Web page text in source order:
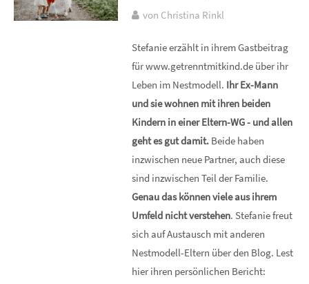
von Christina Rinkl
Stefanie erzählt in ihrem Gastbeitrag
für www.getrenntmitkind.de über ihr
Leben im Nestmodell. Ihr Ex-Mann
und sie wohnen mit ihren beiden
Kindern in einer Eltern-WG - und allen
geht es gut damit. Beide haben
inzwischen neue Partner, auch diese
sind inzwischen Teil der Familie.
Genau das können viele aus ihrem
Umfeld nicht verstehen. Stefanie freut
sich auf Austausch mit anderen
Nestmodell-Eltern über den Blog. Lest
hier ihren persönlichen Bericht: